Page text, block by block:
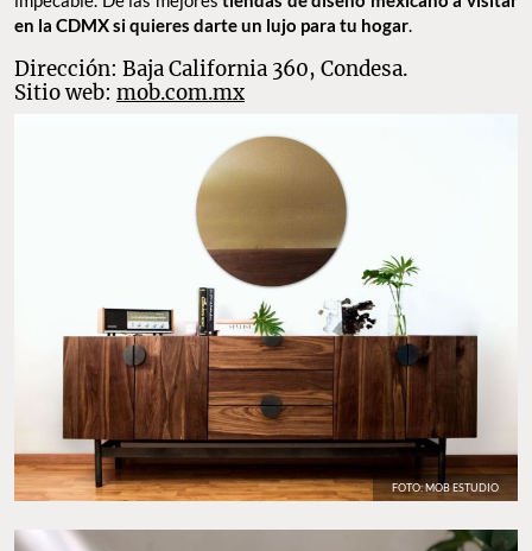
en la CDMX si quieres darte un lujo para tu hogar.
Dirección: Baja California 360, Condesa.
Sitio web: mob.com.mx
FOTO: MOB ESTUDIO